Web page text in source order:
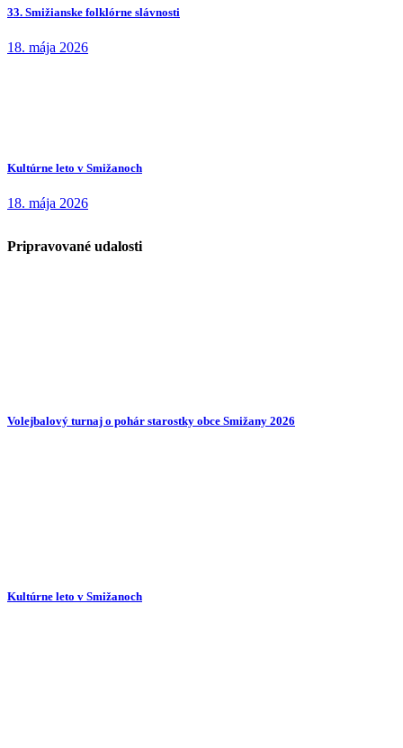
33. Smižianske folklórne slávnosti
18. mája 2026
Kultúrne leto v Smižanoch
18. mája 2026
Pripravované udalosti
Volejbalový turnaj o pohár starostky obce Smižany 2026
Kultúrne leto v Smižanoch